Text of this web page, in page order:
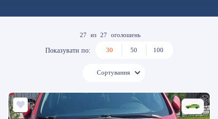
27 из 27 оголошень
Показувати по: 30 50 100
Сортування